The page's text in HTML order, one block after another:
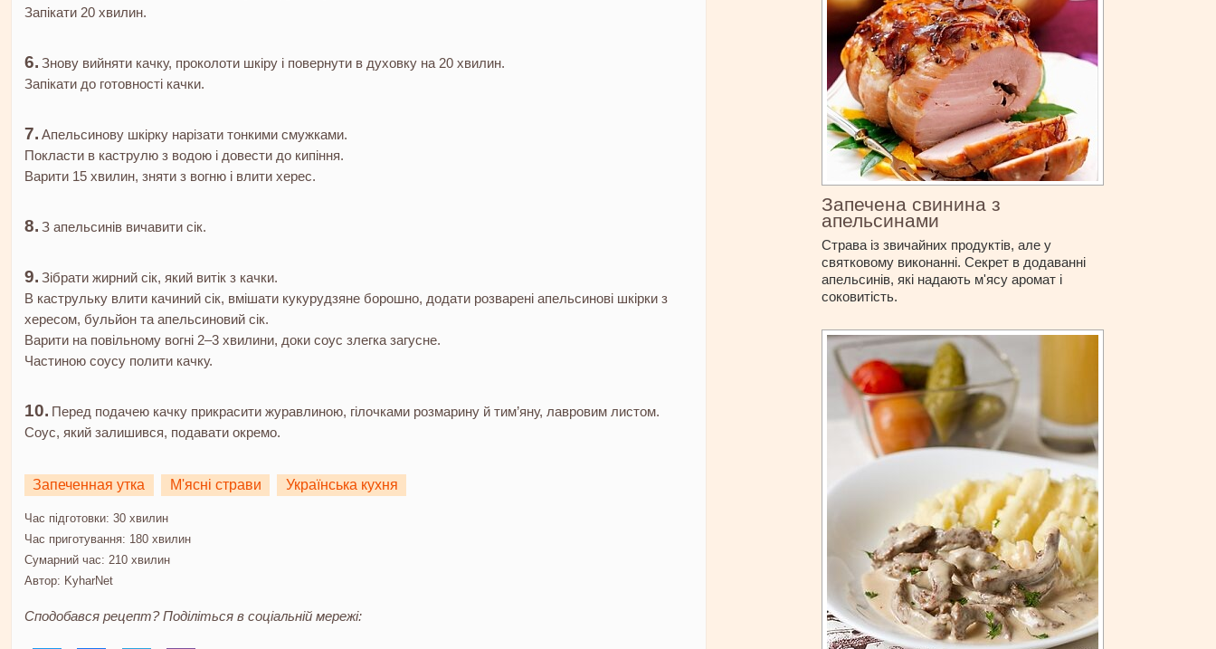
Запікати 20 хвилин.
Знову вийняти качку, проколоти шкіру і повернути в духовку на 20 хвилин.
Запікати до готовності качки.
Апельсинову шкірку нарізати тонкими смужками.
Покласти в каструлю з водою і довести до кипіння.
Варити 15 хвилин, зняти з вогню і влити херес.
З апельсинів вичавити сік.
Зібрати жирний сік, який витік з качки.
В каструльку влити качиний сік, вмішати кукурудзяне борошно, додати розварені апельсинові шкірки з
хересом, бульйон та апельсиновий сік.
Варити на повільному вогні 2–3 хвилини, доки соус злегка загусне.
Частиною соусу полити качку.
Перед подачею качку прикрасити журавлиною, гілочками розмарину й тим’яну, лавровим листом.
Соус, який залишився, подавати окремо.
Запеченная утка М'ясні страви Українська кухня
Час підготовки: 30 хвилин
Час приготування: 180 хвилин
Сумарний час: 210 хвилин
Автор: KyharNet
Сподобався рецепт? Поділіться в соціальній мережі:
Запечена свинина з
апельсинами
Страва із звичайних продуктів, але у
святковому виконанні. Секрет в додаванні
апельсинів, які надають м'ясу аромат і
соковитість.